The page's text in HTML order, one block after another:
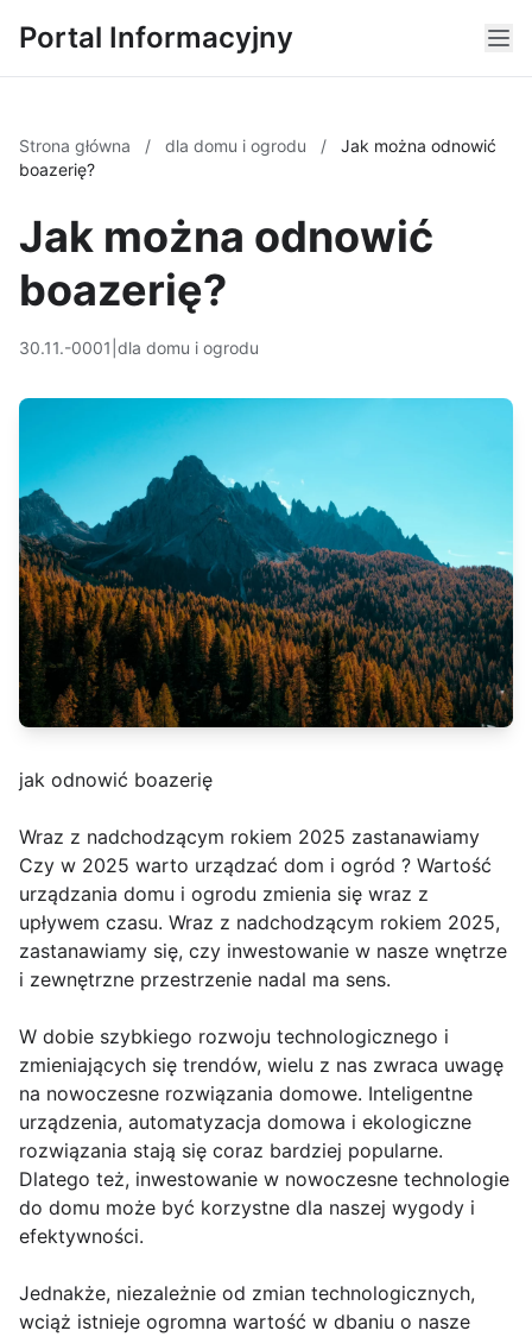
Portal Informacyjny
Strona główna / dla domu i ogrodu /
Jak można odnowić
boazerię?
Jak można odnowić
boazerię?
30.11.-0001 dla domu i ogrodu
jak odnowić boazerię
Wraz z nadchodzącym rokiem 2025 zastanawiamy
Czy w 2025 warto urządzać dom i ogród ? Wartość
urządzania domu i ogrodu zmienia się wraz z
upływem czasu. Wraz z nadchodzącym rokiem 2025,
zastanawiamy się, czy inwestowanie w nasze wnętrze
i zewnętrzne przestrzenie nadal ma sens.
W dobie szybkiego rozwoju technologicznego i
zmieniających się trendów, wielu z nas zwraca uwagę
na nowoczesne rozwiązania domowe. Inteligentne
urządzenia, automatyzacja domowa i ekologiczne
rozwiązania stają się coraz bardziej popularne.
Dlatego też, inwestowanie w nowoczesne technologie
do domu może być korzystne dla naszej wygody i
efektywności.
Jednakże, niezależnie od zmian technologicznych,
wciąż istnieje ogromna wartość w dbaniu o nasze